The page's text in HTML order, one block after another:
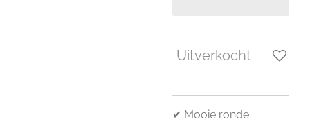
Uitverkocht
✔ Mooie ronde